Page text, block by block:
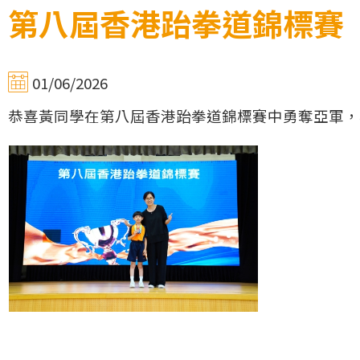
第八屆香港跆拳道錦標賽
01/06/2026
恭喜黃同學在第八屆香港跆拳道錦標賽中勇奪亞軍